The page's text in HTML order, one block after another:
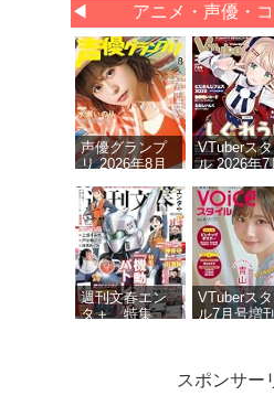
◀ アニメ・声優・
声優グランプ
リ 2026年8月
VTuberス
ル 2026年7
週刊文春エン
タ＋ 特集
VTuberス
ル7月号
スポンサー